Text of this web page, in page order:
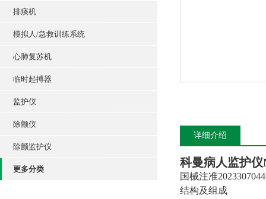
排痰机
模拟人/急救训练系统
心肺复苏机
临时起搏器
监护仪
除颤仪
除颤监护仪
更多分类
详细介绍
科曼病人监护仪
国械注准
结构及组成